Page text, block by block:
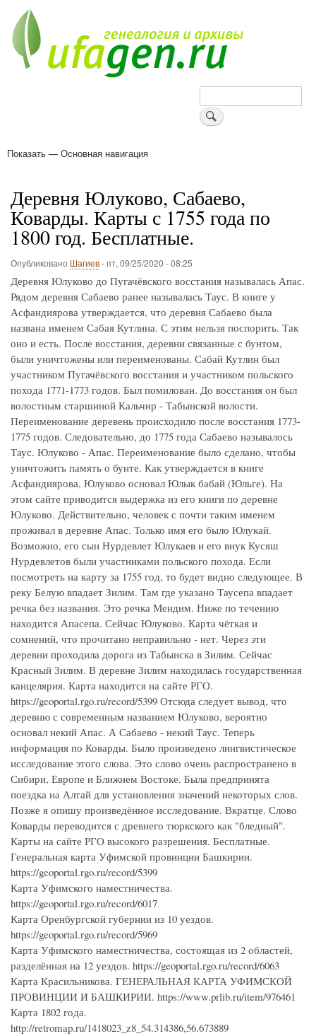
основному
содержанию
Поиск
Основная
Показать — Основная навигация
Деревня Юлуково, Сабаево,
Коварды. Карты с 1755 года по
1800 год. Бесплатные.
Опубликовано Шагиев-пт, 09/25/2020 - 08:25
Деревня Юлуково до Пугачёвского восстания называлась Апас.
Рядом деревня Сабаево ранее называлась Таус. В книге у
Асфандиярова утверждается, что деревня Сабаево была
названа именем Сабая Кутлина. С этим нельзя поспорить. Так
оно и есть. После восстания, деревни связанные с бунтом,
были уничтожены или переименованы. Сабай Кутлин был
участником Пугачёвского восстания и участником польского
похода 1771-1773 годов. Был помилован. До восстания он был
волостным старшиной Кальчир - Табынской волости.
Переименование деревень происходило после восстания 1773-
1775 годов. Следовательно, до 1775 года Сабаево называлось
Таус. Юлуково - Апас. Переименование было сделано, чтобы
уничтожить память о бунте. Как утверждается в книге
Асфандиярова, Юлуково основал Юлык бабай (Юльге). На
этом сайте приводится выдержка из его книги по деревне
Юлуково. Действительно, человек с почти таким именем
проживал в деревне Апас. Только имя его было Юлукай.
Возможно, его сын Нурдевлет Юлукаев и его внук Кусяш
Нурдевлетов были участниками польского похода. Если
посмотреть на карту за 1755 год, то будет видно следующее. В
реку Белую впадает Зилим. Там где указано Таусепа впадает
речка без названия. Это речка Мендим. Ниже по течению
находится Апасепа. Сейчас Юлуково. Карта чёткая и
сомнений, что прочитано неправильно - нет. Через эти
деревни проходила дорога из Табынска в Зилим. Сейчас
Красный Зилим. В деревне Зилим находилась государственная
канцелярия. Карта находится на сайте РГО.
https://geoportal.rgo.ru/record/5399 Отсюда следует вывод, что
деревню с современным названием Юлуково, вероятно
основал некий Апас. А Сабаево - некий Таус. Теперь
информация по Коварды. Было произведено лингвистическое
исследование этого слова. Это слово очень распространено в
Сибири, Европе и Ближнем Востоке. Была предпринята
поездка на Алтай для установления значений некоторых слов.
Позже я опишу произведённое исследование. Вкратце. Слово
Коварды переводится с древнего тюркского как "бледный".
Карты на сайте РГО высокого разрешения. Бесплатные.
Генеральная карта Уфимской провинции Башкирии.
https://geoportal.rgo.ru/record/5399
Карта Уфимского наместничества.
https://geoportal.rgo.ru/record/6017
Карта Оренбургской губернии из 10 уездов.
https://geoportal.rgo.ru/record/5969
Карта Уфимского наместничества, состоящая из 2 областей,
разделённая на 12 уездов. https://geoportal.rgo.ru/record/6063
Карта Красильникова. ГЕНЕРАЛЬНАЯ КАРТА УФИМСКОЙ
ПРОВИНЦИИ И БАШКИРИИ. https://www.prlib.ru/item/976461
Карта 1802 года.
http://retromap.ru/1418023_z8_54.314386,56.673889